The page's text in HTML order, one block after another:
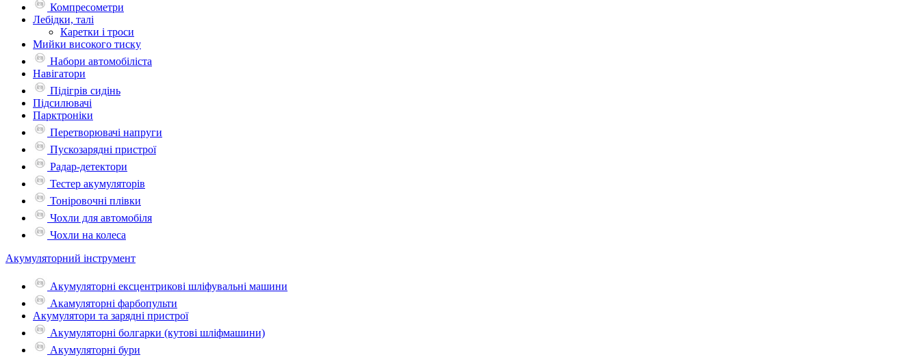
Компресометри
Лебідки, талі
Каретки і троси
Мийки високого тиску
Набори автомобіліста
Навігатори
Підігрів сидінь
Підсилювачі
Парктроніки
Перетворювачі напруги
Пускозарядні пристрої
Радар-детектори
Тестер акумуляторів
Тоніровочні плівки
Чохли для автомобіля
Чохли на колеса
Акумуляторний інструмент
Акумуляторні ексцентрикові шліфувальні машини
Акамуляторні фарбопульти
Акумулятори та зарядні пристрої
Акумуляторні болгарки (кутові шліфмашини)
Акумуляторні бури